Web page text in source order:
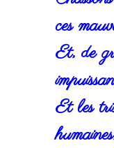
ces
Et, de
Et les